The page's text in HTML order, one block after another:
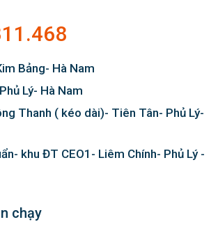
Bảng- Hà Nam
Lý- Hà Nam
Thanh ( kéo dài)- Tiên Tân- Phủ Lý-
khu ĐT CEO1- Liêm Chính- Phủ Lý -
chạy